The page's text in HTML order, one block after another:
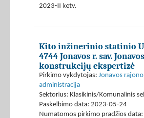
2023-II ketv.
Kito inžinerinio statinio U.
4744 Jonavos r. sav.
konstrukcijų ekspertizė
Pirkimo vykdytojas: Jonavos
administracija
Sektorius: Klasikinis/Komunalinis
Paskelbimo data: 2023-05-24
Numatomos pirkimo pradžios